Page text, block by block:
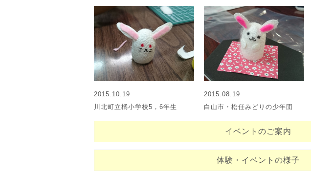
2015.10.19
川北町立橘小学校5，6年生
2015.08.19
白山市・松任みどりの少年団
イベントのご案内
体験・イベントの様子